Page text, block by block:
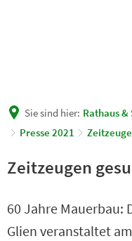
Sie sind hier: Rathaus &
Presse 2021
Zeitzeugen
60 Jahre Mauerbau:
Glien veranstaltet